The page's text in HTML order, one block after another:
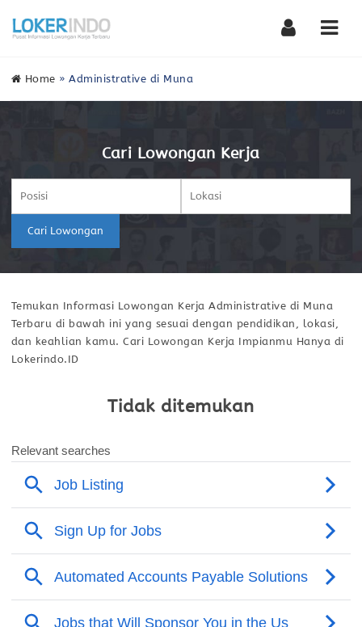
Home »Administrative di Muna
Cari Lowongan Kerja
Cari Lowongan
Temukan Informasi Lowongan Kerja Administrative di Muna
Terbaru di bawah ini yang sesuai dengan pendidikan, lokasi,
dan keahlian kamu. Cari Lowongan Kerja Impianmu Hanya di
Lokerindo.ID
Tidak ditemukan